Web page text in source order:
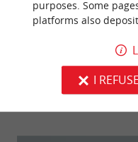
YOU
purposes. Some
platforms also
I REFUSE